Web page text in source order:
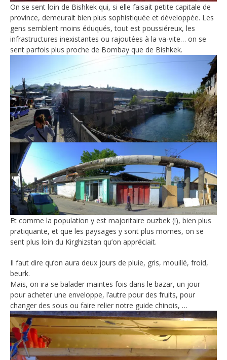
On se sent loin de Bishkek qui, si elle faisait petite capitale de
province, demeurait bien plus sophistiquée et développée. Les
gens semblent moins éduqués, tout est poussiéreux, les
infrastructures inexistantes ou rajoutées à la va-vite… on se
sent parfois plus proche de Bombay que de Bishkek.
Et comme la population y est majoritaire ouzbek (!), bien plus
pratiquante, et que les paysages y sont plus mornes, on se
sent plus loin du Kirghizstan qu’on appréciait.
Il faut dire qu’on aura deux jours de pluie, gris, mouillé, froid,
beurk.
Mais, on ira se balader maintes fois dans le bazar, un jour
pour acheter une enveloppe, l’autre pour des fruits, pour
changer des sous ou faire relier notre guide chinois, …